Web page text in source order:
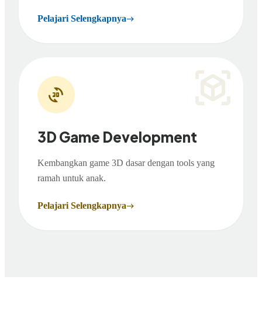
Pelajari Selengkapnyaeast
view_in_ar
3d_rotation
3D Game Development
Kembangkan game 3D dasar dengan tools yang
ramah untuk anak.
Pelajari Selengkapnyaeast